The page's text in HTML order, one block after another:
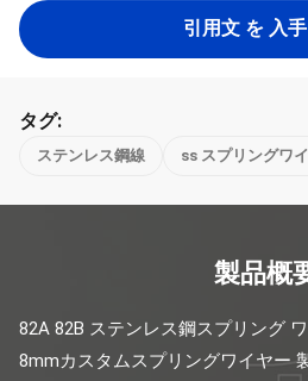
引用文 を 入
タグ:
ステンレス鋼線 ss スプリングワ
製品概
82A 82B ステンレス鋼スプリング
8mmカスタムスプリングワイヤー